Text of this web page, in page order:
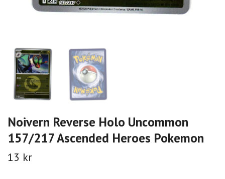
Noivern Reverse Holo Uncommon
157/217 Ascended Heroes Pokemon
13 kr